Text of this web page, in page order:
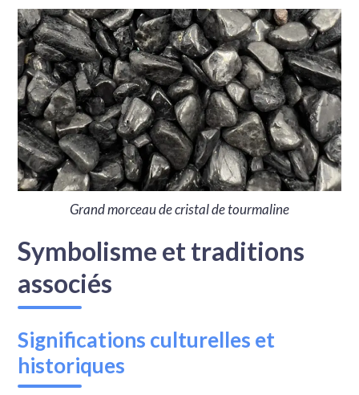
Grand morceau de cristal de tourmaline
Symbolisme et traditions
associés
Significations culturelles et
historiques